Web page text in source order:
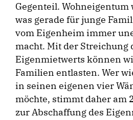
Gegenteil.
was gerade für junge
vom Eigenheim immer
macht. Mit der Streichung
Eigenmietwerts können
Familien entlasten. Wer
in seinen eigenen vier
möchte, stimmt daher am
zur Abschaffung des